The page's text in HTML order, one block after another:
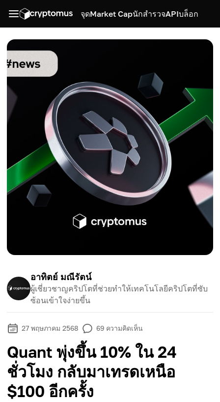
จุดMarket CapนักสำรวจAPIบล็อก
อาทิตย์ มณีรัตน์
ผู้เชี่ยวชาญคริปโตที่ช่วยทำให้เทคโนโลยีคริปโตที่ซับ
ซ้อนเข้าใจง่ายขึ้น
27 พฤษภาคม 2568 69 ความคิดเห็น
Quant พุ่งขึ้น 10% ใน 24
ชั่วโมง กลับมาเทรดเหนือ
$100 อีกครั้ง